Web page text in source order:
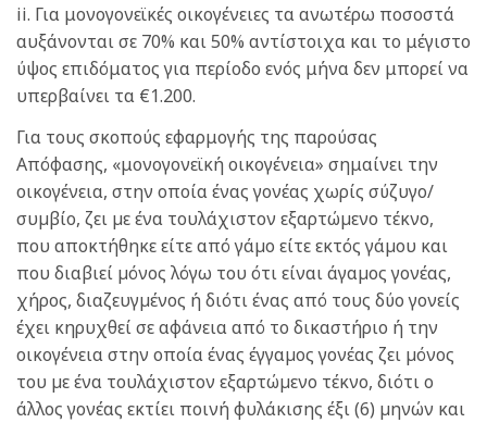
ii. Για μονογονεϊκές οικογένειες τα ανωτέρω ποσοστά
αυξάνονται σε 70% και 50% αντίστοιχα και το μέγιστο
ύψος επιδόματος για περίοδο ενός μήνα δεν μπορεί να
υπερβαίνει τα €1.200.
Για τους σκοπούς εφαρμογής της παρούσας
Απόφασης, «μονογονεϊκή οικογένεια» σημαίνει την
οικογένεια, στην οποία ένας γονέας χωρίς σύζυγο/
συµβίο, ζει µε ένα τουλάχιστον εξαρτώµενο τέκνο,
που αποκτήθηκε είτε από γάµο είτε εκτός γάµου και
που διαβιεί µόνος λόγω του ότι είναι άγαµος γονέας,
χήρος, διαζευγµένος ή διότι ένας από τους δύο γονείς
έχει κηρυχθεί σε αφάνεια από το δικαστήριο ή την
οικογένεια στην οποία ένας έγγαµος γονέας ζει µόνος
του µε ένα τουλάχιστον εξαρτώµενο τέκνο, διότι ο
άλλος γονέας εκτίει ποινή φυλάκισης έξι (6) µηνών και